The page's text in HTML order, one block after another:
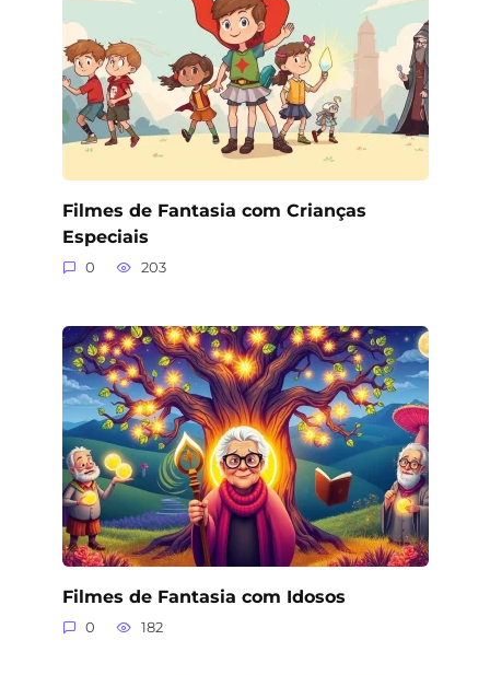
Filmes de Fantasia com Crianças
Especiais
0 203
Filmes de Fantasia com Idosos
0 182